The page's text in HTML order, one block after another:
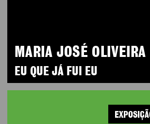
MARIA JOSÉ OLIVEIRA
EU QUE JÁ FUI EU